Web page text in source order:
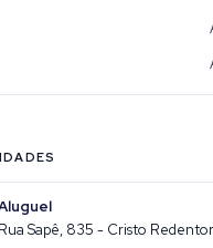
Rua Sapê, 835 - Cristo